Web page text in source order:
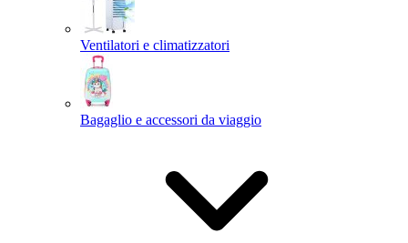
Ventilatori e climatizzatori
Bagaglio e accessori da viaggio